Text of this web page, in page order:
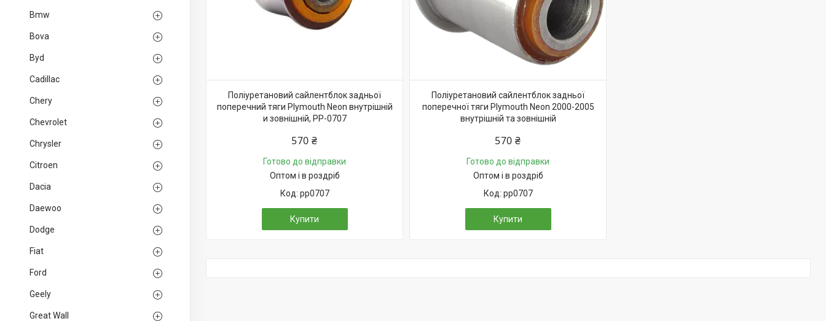
Bmw
Bova
Byd
Cadillac
Chery
Chevrolet
Chrysler
Citroen
Dacia
Daewoo
Dodge
Fiat
Ford
Geely
Great Wall
Поліуретановий сайлентблок задньої
поперечний тяги Plymouth Neon внутрішній
и зовнішній, PP-0707
570 ₴
Готово до відправки
Оптом і в роздріб
pp0707
Купити
Поліуретановий сайлентблок задньої
поперечної тяги Plymouth Neon 2000-2005
внутрішній та зовнішній
570 ₴
Готово до відправки
Оптом і в роздріб
pp0707
Купити